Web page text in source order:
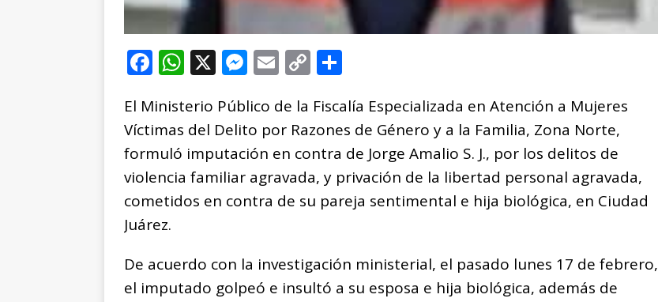
F
a
c
e
b
o
o
k
W
h
at
s
A
p
p
X M
e
ss
e
n
g
e
E
m
ai
l
C
o
p
y
Li
n
k
m
p
ar
ti
r
El Ministerio Público de la Fiscalía Especializada en Atención a Mujeres
Víctimas del Delito por Razones de Género y a la Familia, Zona Norte,
formuló imputación en contra de Jorge Amalio S. J., por los delitos de
violencia familiar agravada, y privación de la libertad personal agravada,
cometidos en contra de su pareja sentimental e hija biológica, en Ciudad
Juárez.
De acuerdo con la investigación ministerial, el pasado lunes 17 de febrero,
el imputado golpeó e insultó a su esposa e hija biológica, además de